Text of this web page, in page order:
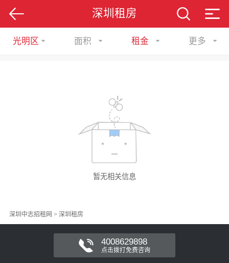
深圳租房
光明区 面积 租金 更多
暂无相关信息
深圳中志招租网 > 深圳租房
4008629898
点击拨打免费咨询